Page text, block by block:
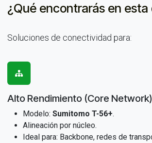
¿Qué encontrarás en esta
Soluciones de conectividad para:
Alto Rendimiento (Core Network)
Modelo: Sumitomo T-56+.
Alineación por núcleo.
Ideal para: Backbone, redes de